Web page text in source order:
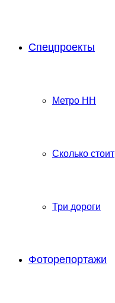
Спецпроекты
Метро НН
Сколько стоит
Три дороги
Фоторепортажи